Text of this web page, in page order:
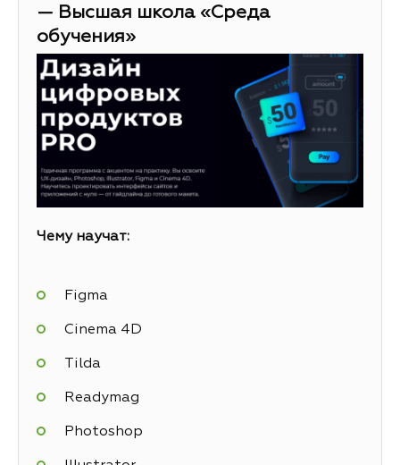
— Высшая школа «Среда
обучения»
Чему научат:
Figma
Cinema 4D
Tilda
Readymag
Photoshop